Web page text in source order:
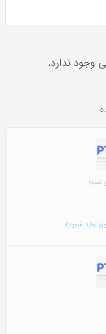
وجود ندارد.
شده)
وارد شوید)